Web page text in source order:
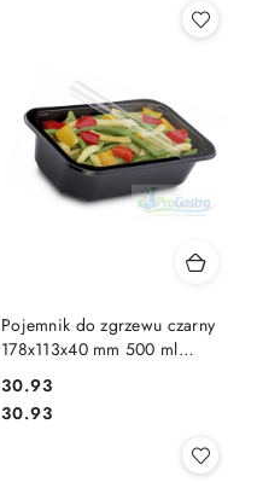
Pojemnik do zgrzewu czarny
178x113x40 mm 500 ml
niedzielony A80
Cena:
30.93
Cena:
30.93